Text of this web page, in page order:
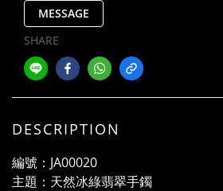
MESSAGE
SHARE
DESCRIPTION
編號：JA00020
主題：天然冰綠翡翠手鐲